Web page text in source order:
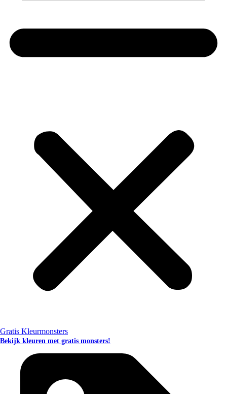
Gratis Kleurmonsters
Bekijk kleuren met gratis monsters!